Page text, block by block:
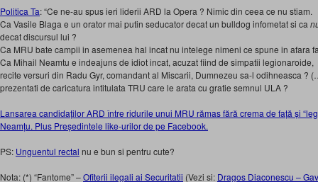
Politica Ta: “Ce ne-au spus ieri liderii ARD la Opera ? Nimic din ceea ce nu stiam.
Ca Vasile Blaga e un orator mai putin seducator decat un bulldog infometat si ca
decat discursul lui ?
Ca MRU bate campii in asemenea hal incat nu intelege nimeni ce spune in afara
Ca Mihail Neamtu e indeajuns de idiot incat, acuzat fiind de simpatii legionaroide,
recite versuri din Radu Gyr, comandant al Miscarii, Dumnezeu sa-l odihneasca ?
prezentati de caricatura intitulata TRU care le arata cu gratie semnul ULA ?
Lansarea candidaților ARD între ridurile unui MRU rămas fără crema de față și
Neamțu. Plus Președintele like-urilor de pe Facebook.
PS: Unguentul rectal nu e bun si pentru cute?
Nota: (*) “Fantome” –Ofiterii ilegali ai Securitatii (Vezi si: Dragos Diaconescu –